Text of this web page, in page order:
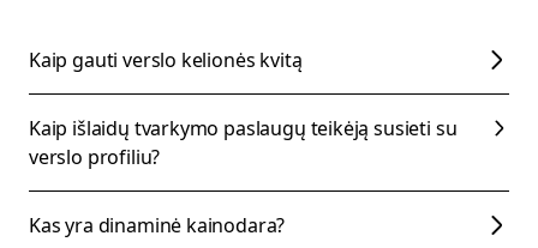
Kaip gauti verslo kelionės kvitą
Kaip išlaidų tvarkymo paslaugų teikėją susieti su
verslo profiliu?
Kas yra dinaminė kainodara?